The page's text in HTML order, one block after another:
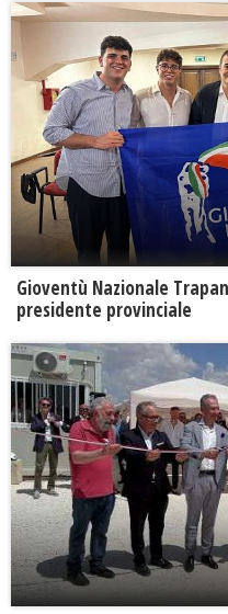
Gioventù Nazionale
presidente provinciale